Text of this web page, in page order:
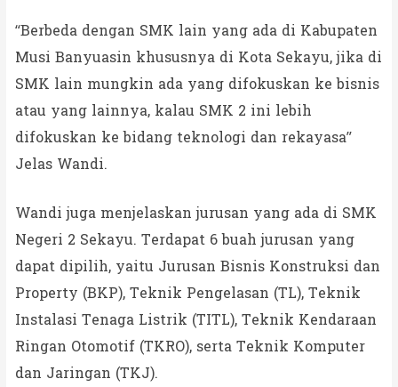
“Berbeda dengan SMK lain yang ada di Kabupaten
Musi Banyuasin khususnya di Kota Sekayu, jika di
SMK lain mungkin ada yang difokuskan ke bisnis
atau yang lainnya, kalau SMK 2 ini lebih
difokuskan ke bidang teknologi dan rekayasa”
Jelas Wandi.
Wandi juga menjelaskan jurusan yang ada di SMK
Negeri 2 Sekayu. Terdapat 6 buah jurusan yang
dapat dipilih, yaitu Jurusan Bisnis Konstruksi dan
Property (BKP), Teknik Pengelasan (TL), Teknik
Instalasi Tenaga Listrik (TITL), Teknik Kendaraan
Ringan Otomotif (TKRO), serta Teknik Komputer
dan Jaringan (TKJ).